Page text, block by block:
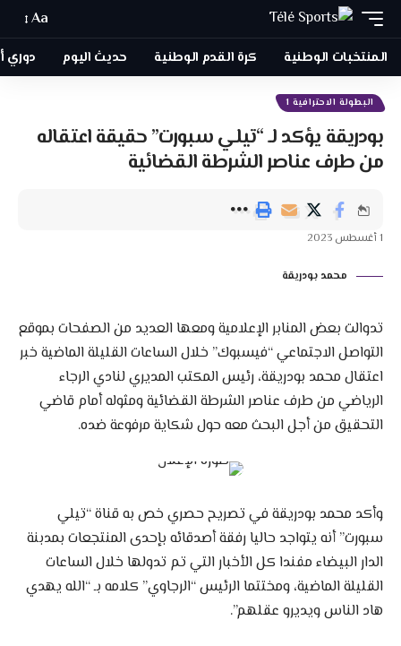
Aa
المنتخبات الوطنية كرة القدم الوطنية حديث اليوم دوري
البطولة الاحترافية 1
بودريقة يؤكد لـ “تيلي سبورت” حقيقة اعتقاله
من طرف عناصر الشرطة القضائية
محمد بودريقة
تدوالت بعض المنابر الإعلامية ومعها العديد من الصفحات بموقع
التواصل الاجتماعي “فيسبوك” خلال الساعات القليلة الماضية خبر
اعتقال محمد بودريقة، رئيس المكتب المديري لنادي الرجاء
الرياضي من طرف عناصر الشرطة القضائية ومثوله أمام قاضي
التحقيق من أجل البحث معه حول شكاية مرفوعة ضده.
وأكد محمد بودريقة في تصريح حصري خص به قناة “تيلي
سبورت” أنه يتواجد حاليا رفقة أصدقائه بإحدى المنتجعات بمدبنة
الدار البيضاء مفندا كل الأخبار التي تم تدولها خلال الساعات
القليلة الماضية، ومختتما الرئيس “الرجاوي” كلامه بـ “الله يهدي
هاد الناس ويديرو عقلهم”.